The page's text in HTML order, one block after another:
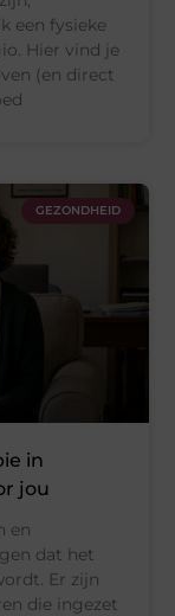
een fysieke
Hier vind je
(en direct
GEZONDHEID
in
jou
en
dat het
Er zijn
die ingezet